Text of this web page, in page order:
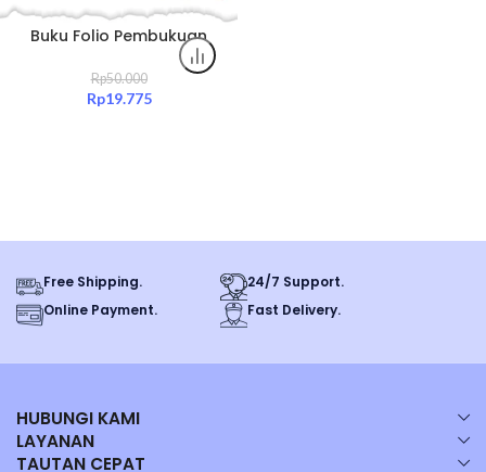
Buku Folio Pembukuan
Hard Cover Ria 100 Lembar
Jurnal Keuangan Original
Rp50.000
Rp19.775
Free Shipping.
24/7 Support.
Online Payment.
Fast Delivery.
HUBUNGI KAMI
LAYANAN
TAUTAN CEPAT